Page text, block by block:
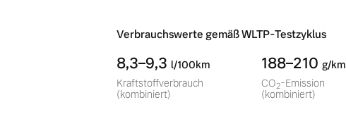
Verbrauchswerte gemäß WLTP-Testzyklus
8,3–9,3 l/100km
Kraftstoffverbrauch
(kombiniert)
188–210 g/km
CO2-Emission
(kombiniert)